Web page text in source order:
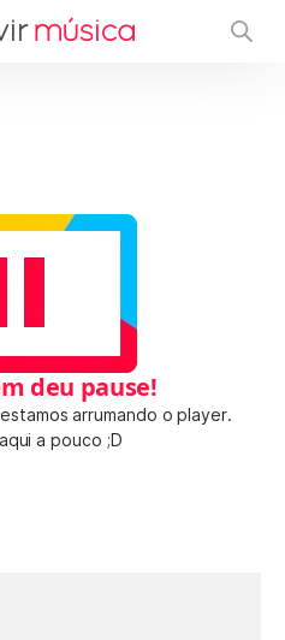
deu pause!
arrumando o player.
a pouco ;D